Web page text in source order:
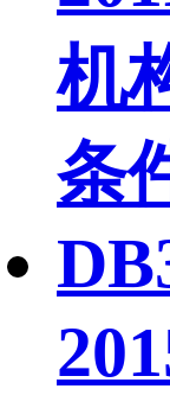
机
条